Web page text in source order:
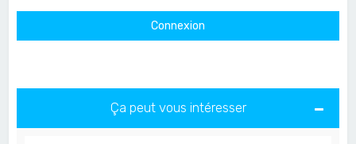
Ça peut vous intéresser